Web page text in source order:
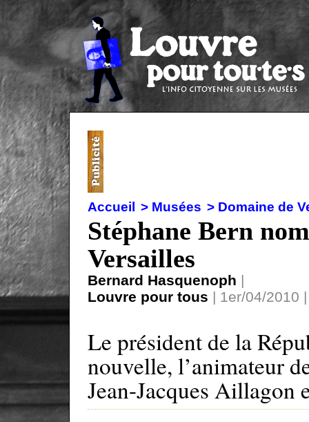
Accueil > Musées > Domaine de
Stéphane Bern
Versailles
Bernard Hasquenoph |
Louvre pour tous | 1er/04/2010
Le président de la
nouvelle, l’animateur
Jean-Jacques Aillagon